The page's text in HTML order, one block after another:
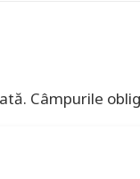
Câmpurile